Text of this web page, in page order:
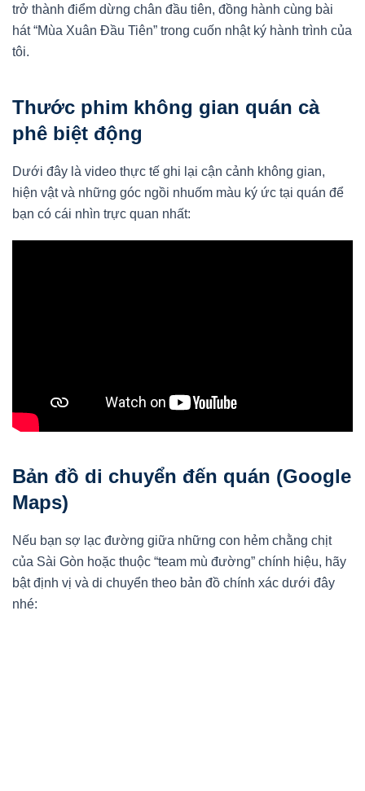
trở thành điểm dừng chân đầu tiên, đồng hành cùng bài
hát “Mùa Xuân Đầu Tiên” trong cuốn nhật ký hành trình của
tôi.
Thước phim không gian quán cà
phê biệt động
Dưới đây là video thực tế ghi lại cận cảnh không gian,
hiện vật và những góc ngồi nhuốm màu ký ức tại quán để
bạn có cái nhìn trực quan nhất:
Bản đồ di chuyển đến quán (Google
Maps)
Nếu bạn sợ lạc đường giữa những con hẻm chằng chịt
của Sài Gòn hoặc thuộc “team mù đường” chính hiệu, hãy
bật định vị và di chuyển theo bản đồ chính xác dưới đây
nhé: